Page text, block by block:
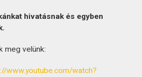
hivatásnak és egyben
meg velünk:
www.youtube.com/watch?